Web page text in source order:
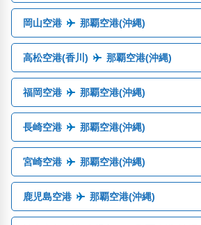
岡山空港 那覇空港(沖縄)
高松空港(香川) 那覇空港(沖縄)
福岡空港 那覇空港(沖縄)
長崎空港 那覇空港(沖縄)
宮崎空港 那覇空港(沖縄)
鹿児島空港 那覇空港(沖縄)